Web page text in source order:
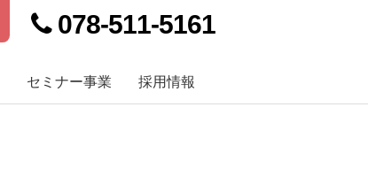
078-511-5161
セミナー事業 採用情報